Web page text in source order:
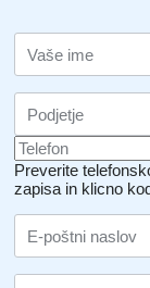
Preverite
zapisa in klicno